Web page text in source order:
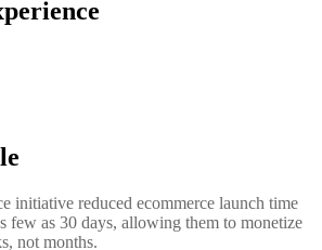
initiative reduced ecommerce launch time
few as 30 days, allowing them to monetize
not months.